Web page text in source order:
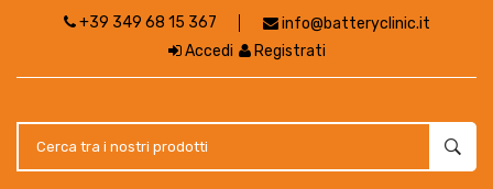
+39 349 68 15 367
info@batteryclinic.it
Accedi
Registrati